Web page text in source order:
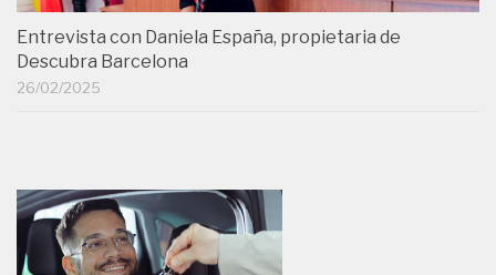
Entrevista con Daniela España, propietaria de
Descubra Barcelona
26/02/2025